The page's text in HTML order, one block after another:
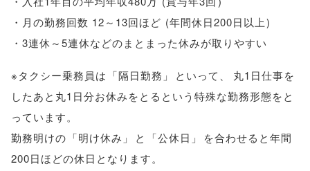
・月の勤務回数 12～13回ほど (年間休日200日以上)
・3連休～5連休などのまとまった休みが取りやすい
※タクシー乗務員は 「隔日勤務 」 といって 、
丸1日仕事を
したあと丸1日分お休みをとるという特殊な勤務形態をと
っています。
勤務明けの 「明け休み 」 と 「公休日 」
を合わせると年間
200日ほどの休日となります。